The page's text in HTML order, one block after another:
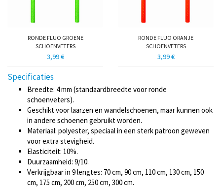
RONDE FLUO GROENE
SCHOENVETERS
3,99 €
RONDE FLUO ORANJE
SCHOENVETERS
3,99 €
Specificaties
Breedte: 4 mm (standaardbreedte voor ronde
schoenveters).
Geschikt voor laarzen en wandelschoenen, maar kunnen ook
in andere schoenen gebruikt worden.
Materiaal: polyester, speciaal in een sterk patroon geweven
voor extra stevigheid.
Elasticiteit: 10%.
Duurzaamheid: 9/10.
Verkrijgbaar in 9 lengtes: 70 cm, 90 cm, 110 cm, 130 cm, 150
cm, 175 cm, 200 cm, 250 cm, 300 cm.